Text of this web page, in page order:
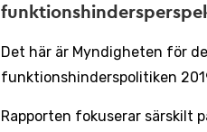
Det här är Myndigheten för
funktionshinderspolitiken
Rapporten fokuserar särskilt